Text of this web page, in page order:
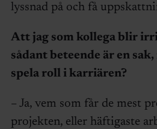
lyssnad på och få
Att jag som kollega blir
sådant beteende är en
spela roll i karriären?
– Ja, vem som får de mest
projekten, eller häftigaste